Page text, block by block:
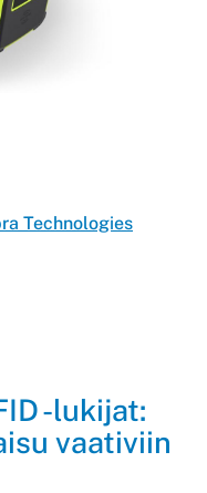
Technologies
-lukijat:
vaativiin